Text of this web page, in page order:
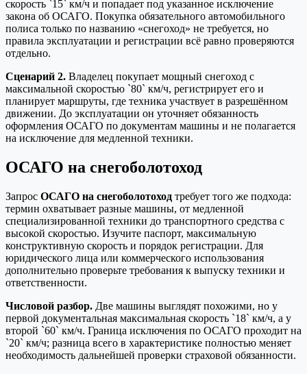
скорость `15` км/ч и попадает под указанное исключение
закона об ОСАГО. Покупка обязательного автомобильного
полиса только по названию «снегоход» не требуется, но
правила эксплуатации и регистрации всё равно проверяются
отдельно.
Сценарий 2. Владелец покупает мощный снегоход с
максимальной скоростью `80` км/ч, регистрирует его и
планирует маршруты, где техника участвует в разрешённом
движении. До эксплуатации он уточняет обязанность
оформления ОСАГО по документам машины и не полагается
на исключение для медленной техники.
ОСАГО на снегоболотоход
Запрос ОСАГО на снегоболотоход требует того же подхода:
термин охватывает разные машины, от медленной
специализированной техники до транспортного средства с
высокой скоростью. Изучите паспорт, максимальную
конструктивную скорость и порядок регистрации. Для
юридического лица или коммерческого использования
дополнительно проверьте требования к выпуску техники и
ответственности.
Числовой разбор. Две машины выглядят похожими, но у
первой документальная максимальная скорость `18` км/ч, а у
второй `60` км/ч. Граница исключения по ОСАГО проходит на
`20` км/ч; разница всего в характеристике полностью меняет
необходимость дальнейшей проверки страховой обязанности.